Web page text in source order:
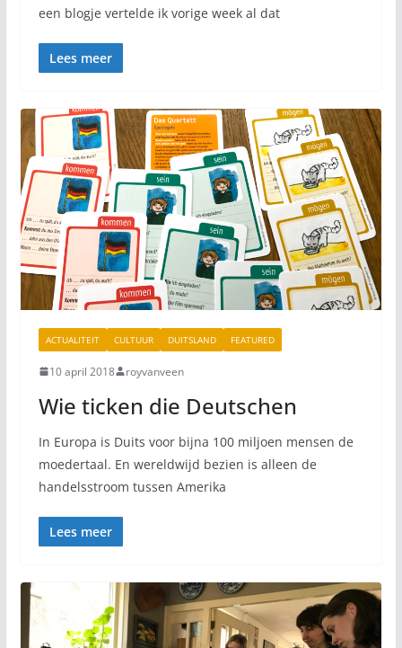
een blogje vertelde ik vorige week al dat
Lees meer
ACTUALITEIT CULTUUR DUITSLAND FEATURED
10 april 2018 royvanveen
Wie ticken die Deutschen
In Europa is Duits voor bijna 100 miljoen mensen de
moedertaal. En wereldwijd bezien is alleen de
handelsstroom tussen Amerika
Lees meer